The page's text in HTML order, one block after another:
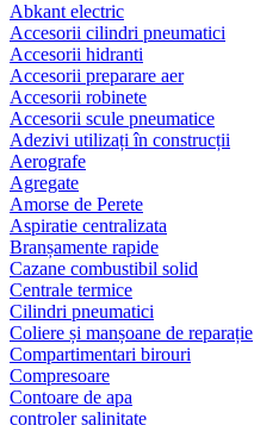
Abkant electric
Accesorii cilindri pneumatici
Accesorii hidranti
Accesorii preparare aer
Accesorii robinete
Accesorii scule pneumatice
Adezivi utilizați în construcții
Aerografe
Agregate
Amorse de Perete
Aspiratie centralizata
Branșamente rapide
Cazane combustibil solid
Centrale termice
Cilindri pneumatici
Coliere și manșoane de reparație
Compartimentari birouri
Compresoare
Contoare de apa
controler salinitate